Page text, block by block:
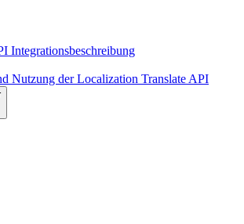
Integrationsbeschreibung
Nutzung der Localization Translate API